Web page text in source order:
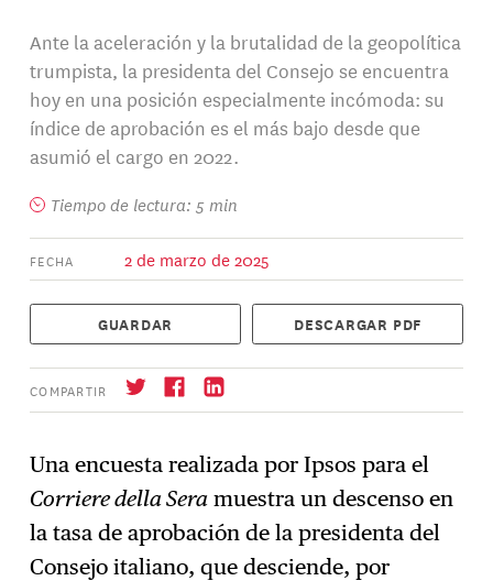
Ante la aceleración y la brutalidad de la geopolítica
trumpista, la presidenta del Consejo se encuentra
hoy en una posición especialmente incómoda: su
índice de aprobación es el más bajo desde que
asumió el cargo en 2022.
Tiempo de lectura: 5 min
FECHA 2 de marzo de 2025
GUARDAR DESCARGAR PDF
COMPARTIR
→ Suscríbase
Una encuesta realizada por Ipsos para el
Corriere della Sera muestra un descenso en
la tasa de aprobación de la presidenta del
Consejo italiano, que desciende, por